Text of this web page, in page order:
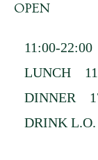
OPEN
11:00-22:00
LUNCH
DINNER
DRINK